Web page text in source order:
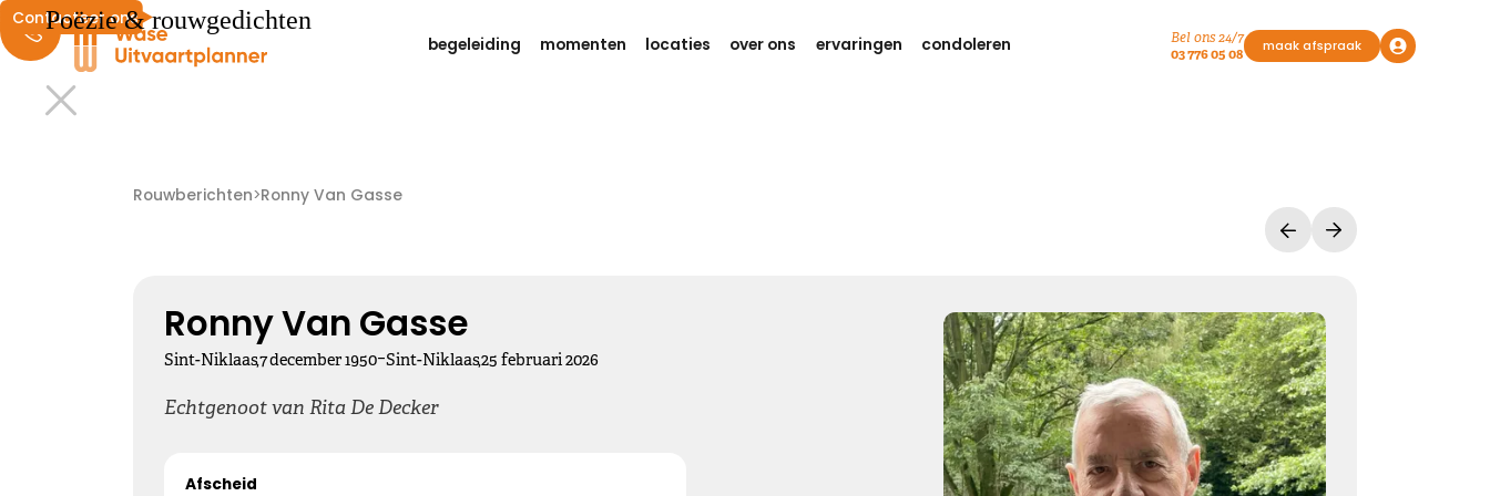
begeleiding momenten locaties over ons ervaringen condoleren
Bel ons 24/7
03 776 05 08
maak afspraak
Contacteer ons
Rouwberichten>Ronny Van Gasse
Ronny Van Gasse
Sint-Niklaas,7december1950-Sint-Niklaas,25 februari 2026
Echtgenoot van Rita De Decker
Afscheid
Poëzie & rouwgedichten
Liefdevolle herinneringen
dwarrelen door je hoofd en landen in je hart ...
Nooit meer hier, maar altijd bij ons.
Liefde geeft troost
Waar rouw is, is liefde. Waar liefde is, geven